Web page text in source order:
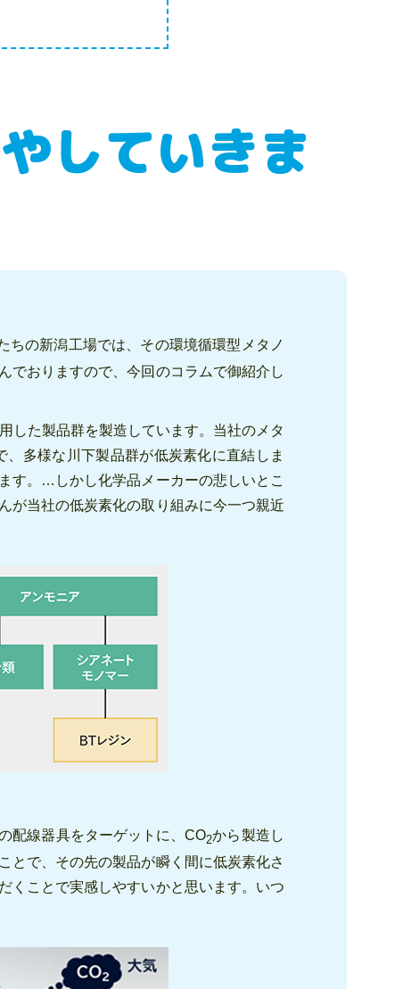
していきま
ちの新潟工場では、その環境循環型メタノ
でおりますので、今回のコラムで御紹介し
した製品群を製造しています。当社のメタ
多様な川下製品群が低炭素化に直結しま
す。…しかし化学品メーカーの悲しいとこ
が当社の低炭素化の取り組みに今一つ親近
配線器具をターゲットに、CO2から製造し
とで、その先の製品が瞬く間に低炭素化さ
くことで実感しやすいかと思います。いつ